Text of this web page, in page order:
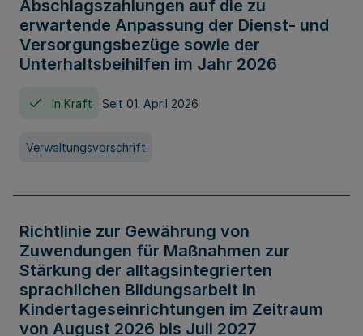
Abschlagszahlungen auf die zu
erwartende Anpassung der Dienst- und
Versorgungsbezüge sowie der
Unterhaltsbeihilfen im Jahr 2026
In Kraft Seit 01. April 2026
Verwaltungsvorschrift
Richtlinie zur Gewährung von
Zuwendungen für Maßnahmen zur
Stärkung der alltagsintegrierten
sprachlichen Bildungsarbeit in
Kindertageseinrichtungen im Zeitraum
von August 2026 bis Juli 2027